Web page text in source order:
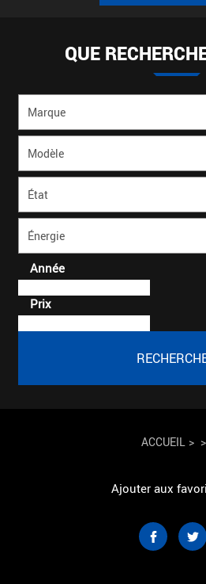
QUE
*
Année
Prix
ACCUEIL > >
Ajouter aux